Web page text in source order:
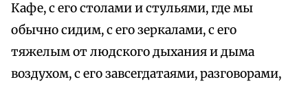
Кафе, с его столами и стульями, где мы
обычно сидим, с его зеркалами, с его
тяжелым от людского дыхания и дыма
воздухом, с его завсегдатаями, разговорами,